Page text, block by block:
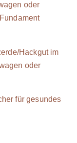
oder
Hackgut im
oder
für gesundes